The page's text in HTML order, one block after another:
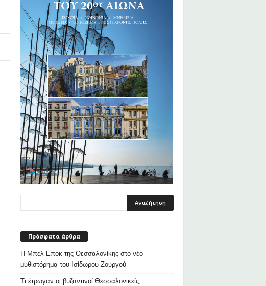
Πρόσφατα άρθρα
Η Μπελ Επόκ της Θεσσαλονίκης στο νέο
μυθιστόρημα του Ισίδωρου Ζουργού
Τι έτρωγαν οι βυζαντινοί Θεσσαλονικείς,